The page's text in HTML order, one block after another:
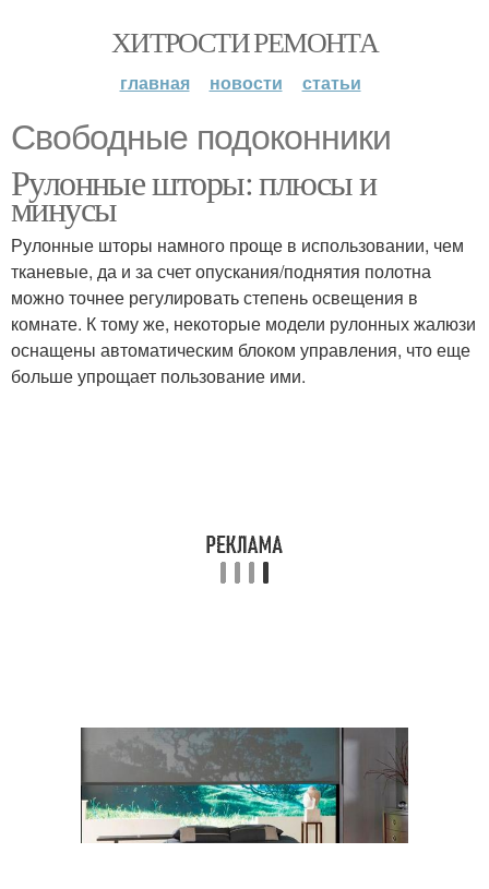
ХИТРОСТИ РЕМОНТА
главная новости статьи
Свободные подоконники
Рулонные шторы: плюсы и
минусы
Рулонные шторы намного проще в использовании, чем
тканевые, да и за счет опускания/поднятия полотна
можно точнее регулировать степень освещения в
комнате. К тому же, некоторые модели рулонных жалюзи
оснащены автоматическим блоком управления, что еще
больше упрощает пользование ими.